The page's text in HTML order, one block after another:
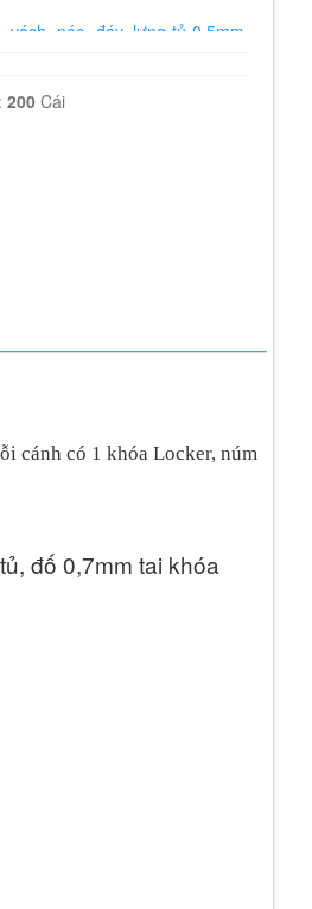
nóc, đáy, lưng tủ 0,5mm,
200 Cái
cánh có 1 khóa Locker, núm
đố 0,7mm tai khóa